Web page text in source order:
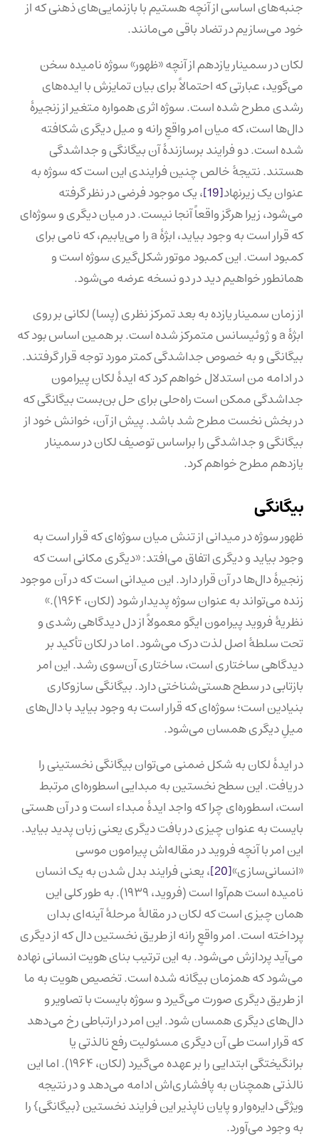
جنبه‌های اساسی از آنچه هستیم با بازنمایی‌های ذهنی که از
خود می‌سازیم در تضاد باقی می‌مانند.
لکان در سمینار یازدهم از آنچه «ظهور» سوژه نامیده سخن
می‌گوید، عبارتی که احتمالاً برای بیان تمایزش با ایده‌های
رشدی مطرح شده است. سوژه اثری همواره متغیر از زنجیرهٔ
دال‌ها است، که میان امر واقعِ رانه و میل دیگری شکافته
شده است. دو فرایند برسازندهٔ آن بیگانگی و جداشدگی
هستند. نتیجهٔ خالص چنین فرایندی این است که سوژه به
عنوان یک زیرنهاد[19]
، یک موجود فرضی در نظر گرفته
می‌شود، زیرا هرگز واقعاً آنجا نیست. در میان دیگری و سوژه‌ای
که قرار است به وجود بیاید، ابژهٔ a را می‌یابیم، که نامی برای
کمبود است. این کمبود موتور شکل‌گیری سوژه است و
همانطور خواهیم دید در دو نسخه عرضه می‌شود.
از زمان سمینار یازده به بعد تمرکز نظری (پسا) لکانی بر روی
ابژهٔ a و ژوئیسانس متمرکز شده است. بر همین اساس بود که
بیگانگی و به خصوص جداشدگی کمتر مورد توجه قرار گرفتند.
در ادامه من استدلال خواهم کرد که ایدهٔ لکان پیرامون
جداشدگی ممکن است راه‌حلی برای حل بن‌بست بیگانگی که
در بخش نخست مطرح شد باشد. پیش از آن، خوانش خود از
بیگانگی و جداشدگی را براساس توصیف لکان در سمینار
یازدهم مطرح خواهم کرد.
بیگانگی
ظهور سوژه در میدانی از تنش میان سوژه‌ای که قرار است به
وجود بیاید و دیگری اتفاق می‌افتد: «دیگری مکانی است که
زنجیرهٔ دال‌ها در آن قرار دارد. این میدانی است که در آن موجود
زنده می‌تواند به عنوان سوژه پدیدار شود (لکان، ۱۹۶۴).»
نظریهٔ فروید پیرامون ایگو معمولاً از دل دیدگاهی رشدی و
تحت سلطهٔ اصل لذت درک می‌شود. اما در لکان تأکید بر
دیدگاهی ساختاری است، ساختاری آن‌سوی رشد. این امر
بازتابی در سطح هستی‌شناختی دارد. بیگانگی سازوکاری
بنیادین است؛ سوژه‌ای که قرار است به وجود بیاید با دال‌های
میلِ دیگری همسان می‌شود.
در ایدهٔ لکان به شکل ضمنی می‌توان بیگانگی نخستینی را
دریافت. این سطح نخستین به مبدایی اسطوره‌ای مرتبط
است، اسطوره‌ای چرا که واجد ایدهٔ مبداء است و در آن هستی
بایست به عنوان چیزی در بافت دیگری یعنی زبان پدید بیاید.
این امر با آنچه فروید در مقاله‌اش پیرامون موسی
«انسانی‌سازی»[20]
، یعنی فرایند بدل شدن به یک انسان
نامیده است هم‌آوا است (فروید، ۱۹۳۹). به طور کلی این
همان چیزی است که لکان در مقالهٔ مرحلهٔ آینه‌ای بدان
پرداخته است. امر واقعِ رانه از طریق نخستین دال که از دیگری
می‌آید پردازش می‌شود. به این ترتیب بنای هویت انسانی نهاده
می‌شود که همزمان بیگانه شده است. تخصیص هویت به ما
از طریق دیگری صورت می‌گیرد و سوژه بایست با تصاویر و
دال‌های دیگری همسان شود. این امر در ارتباطی رخ می‌دهد
که قرار است طی آن دیگری مسئولیت رفع نالذتی یا
برانگیختگی ابتدایی را بر عهده می‌گیرد (لکان، ۱۹۶۴). اما این
نالذتی همچنان به پافشاری‌اش ادامه می‌دهد و در نتیجه
ویژگی دایره‌وار و پایان ناپذیر این فرایند نخستین {بیگانگی} را
به وجود می‌آورد.